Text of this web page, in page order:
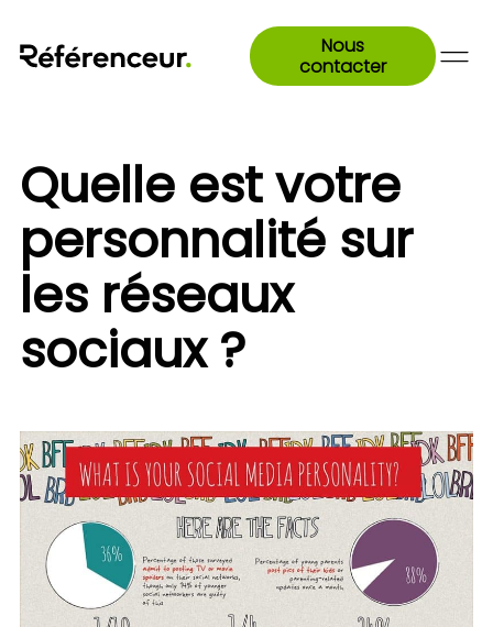
Nous
contacter
Quelle est votre
personnalité sur
les réseaux
sociaux ?